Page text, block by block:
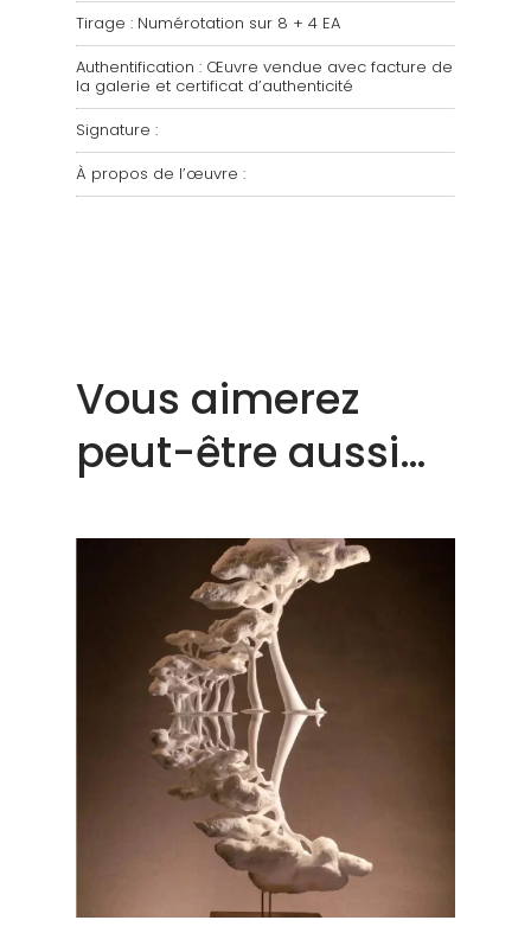
Tirage : Numérotation sur 8 + 4 EA
Authentification : Œuvre vendue avec facture de
la galerie et certificat d’authenticité
Signature :
À propos de l’œuvre :
Vous aimerez
peut-être aussi…